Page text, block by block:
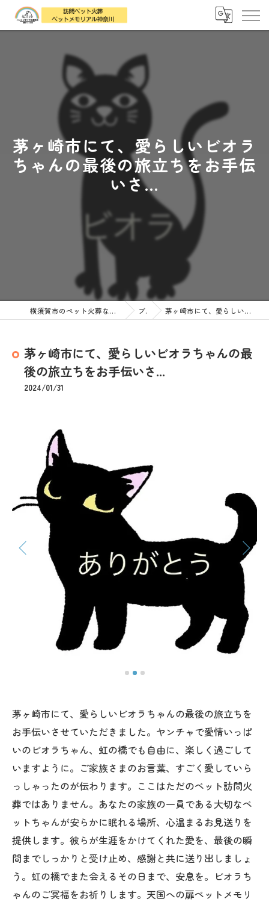
茅ヶ崎市にて、愛らしいビオラ
ちゃんの最後の旅立ちをお手伝
いさ...
横須賀市のペット火葬なら訪問ペット火葬 ペットメモリアル神奈川 ブログ 茅ヶ崎市にて、愛らしいビオラちゃんの最後の旅立ちをお手伝いさ...
茅ヶ崎市にて、愛らしいビオラちゃんの最
後の旅立ちをお手伝いさ...
2024/01/31
茅ヶ崎市にて、愛らしいビオラちゃんの最後の旅立ちを
お手伝いさせていただきました。ヤンチャで愛情いっぱ
いのビオラちゃん、虹の橋でも自由に、楽しく過ごして
いますように。ご家族さまのお言葉、すごく愛していら
っしゃったのが伝わります。ここはただのペット訪問火
葬ではありません。あなたの家族の一員である大切なペ
ットちゃんが安らかに眠れる場所、心温まるお見送りを
提供します。彼らが生涯をかけてくれた愛を、最後の瞬
間までしっかりと受け止め、感謝と共に送り出しましょ
う。虹の橋でまた会えるその日まで、安息を。ビオラち
ゃんのご冥福をお祈りします。天国への扉ペットメモリ